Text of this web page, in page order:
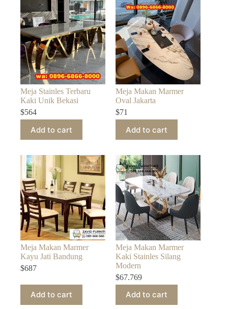
Meja Stainles Terbaru
Kaki Unik Bekasi
$564
Add to cart
Meja Makan Marmer
Oval Jakarta
$71
Add to cart
Meja Makan Marmer
Kayu Jati Bandung
$687
Add to cart
Meja Makan Marmer
Kaki Stainles Silang
Modern
$67.769
Add to cart